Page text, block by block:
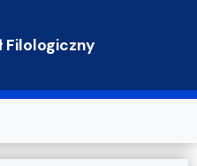
Filologiczny